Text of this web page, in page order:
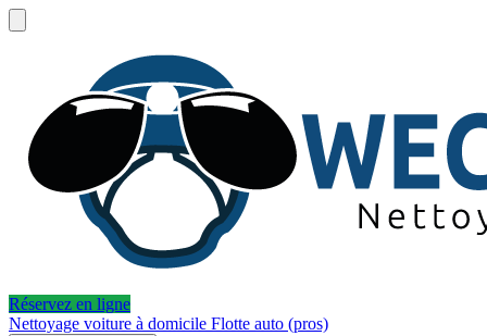
Réservez en ligne
Nettoyage voiture à domicile Flotte auto (pros)